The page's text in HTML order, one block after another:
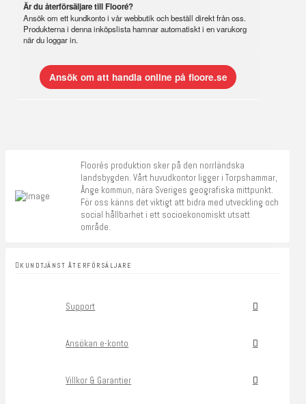
Är du återförsäljare till Flooré?
Ansök om ett kundkonto i vår webbutik och beställ direkt från oss.
Produkterna i denna inköpslista hamnar automatiskt i en varukorg
när du loggar in.
Ansök om att handla online på floore.se
Floorés produktion sker på den norrländska
landsbygden. Vårt huvudkontor ligger i Torpshammar,
Ånge kommun, nära Sveriges geografiska mittpunkt.
För oss känns det viktigt att bidra med utveckling och
social hållbarhet i ett socioekonomiskt utsatt
område.
KUNDTJÄNST ÅTERFÖRSÄLJARE
Support
Ansökan e-konto
Villkor & Garantier